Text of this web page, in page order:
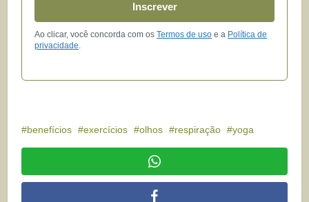
Inscrever
Ao clicar, você concorda com osTermos de uso e a Política de
privacidade
benefícios exercícios olhos respiração yoga